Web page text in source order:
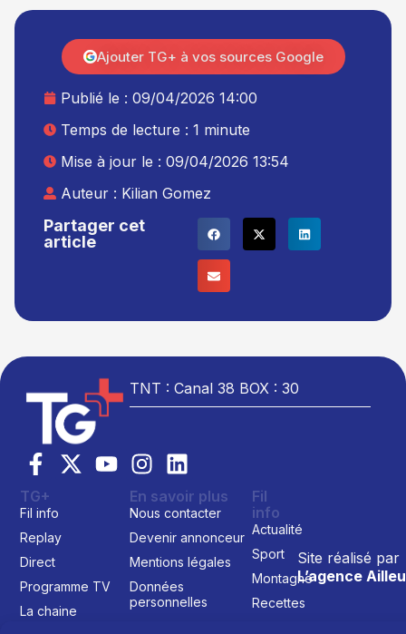
Partager cet
article
Publié le : 09/04/2026 14:00
Temps de lecture : 1 minute
Mise à jour le : 09/04/2026 13:54
Auteur : Kilian Gomez
Ajouter TG+ à vos sources Google
TNT : Canal 38 BOX : 30
Site réalisé par
L’agence
TG+
Fil info
Replay
Direct
Programme TV
La chaine
En savoir plus
Nous contacter
Devenir annonceur
Mentions légales
Données
personnelles
Fil
info
Actualité
Sport
Montagne
Recettes